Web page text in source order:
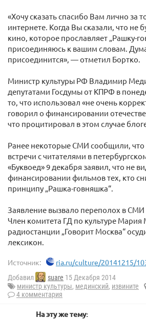
«Хочу сказать спасибо Вам лично за
интернете. Когда Вы сказали, что не
кино, которое прославляет „Рашку-
присоединяюсь к вашим словам.
присоединится», — отметил Бортко.
Министр культуры РФ Владимир
депутатами Госдумы от КПРФ в
то, что использовал «не очень
говорил о финансировании
что процитировал в этом случае
Ранее некоторые СМИ сообщили,
встречи с читателями в
«Буквоед» 9 декабря заявил, что не
финансировании фильмов тех, кто
принципу „Рашка-говняшка“.
Заявление вызвало переполох в СМИ
Член комитета ГД по культуре Мария
радиостанции „Говорит Москва“
лексикон.
Источник: ria.ru/culture/20141215/
Добавил suare 15 Декабря 2014
министр культуры, мединский, извините
4 комментария
На эту же тему: